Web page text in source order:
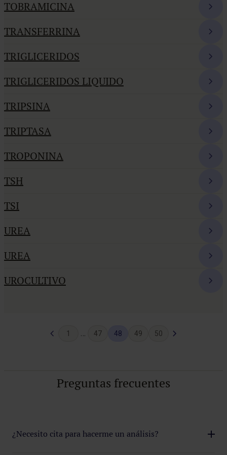
TOBRAMICINA
TRANSFERRINA
TRIGLICERIDOS
TRIGLICERIDOS LIQUIDO
TRIPSINA
TRIPTASA
TROPONINA
TSH
TSI
UREA
UREA
UROCULTIVO
1 … 47 48 49 50
pagina
Preguntas frecuentes
¿Necesito cita para hacerme un análisis?